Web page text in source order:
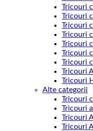
Tricouri
Tricouri
Tricouri
Tricouri
Tricouri
Tricouri
Tricouri
Tricouri
Tricouri
Alte categorii
Tricouri
Tricouri
Tricouri
Tricouri